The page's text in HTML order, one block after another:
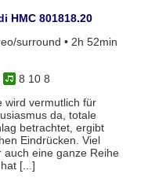
HMC 801818.20
surround • 2h 52min
8 10 8
wird vermutlich für
da, totale
betrachtet, ergibt
Eindrücken. Viel
eine ganze Reihe
[...]